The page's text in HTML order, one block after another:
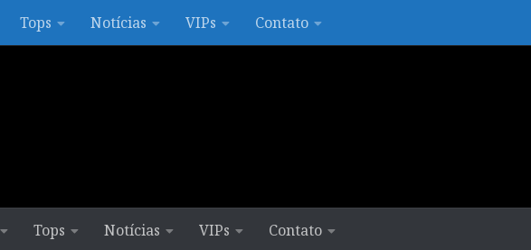
Tops Notícias VIPs Contato
Tops Notícias VIPs Contato